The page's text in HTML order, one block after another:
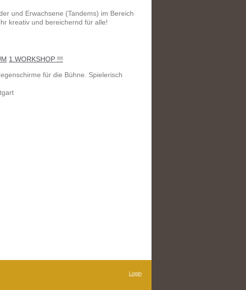
und Erwachsene (Tandems) im Bereich
kreativ und bereichernd für alle!
1.WORKSHOP !!!
für die Bühne. Spielerisch
Login